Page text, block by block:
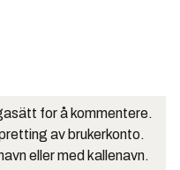
for å kommentere.
av brukerkonto.
eller med kallenavn.